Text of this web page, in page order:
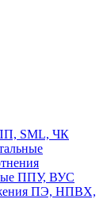
SML, ЧК
ППУ, ВУС
ПЭ, НПВХ,